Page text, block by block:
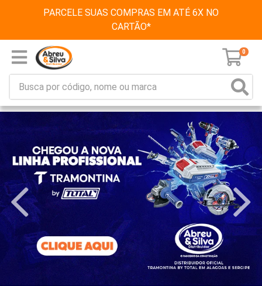
PARCELE SUAS COMPRAS EM ATÉ 6X NO
CARTÃO*
0